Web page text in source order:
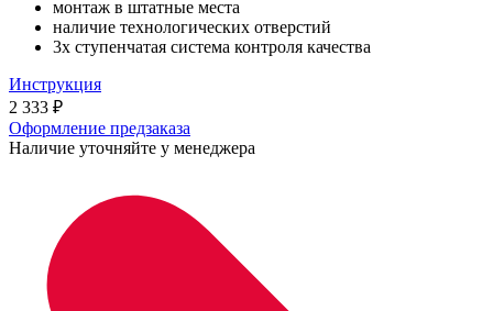
монтаж в штатные места
наличие технологических отверстий
3х ступенчатая система контроля качества
Инструкция
2 333 ₽
Оформление предзаказа
Наличие уточняйте у менеджера